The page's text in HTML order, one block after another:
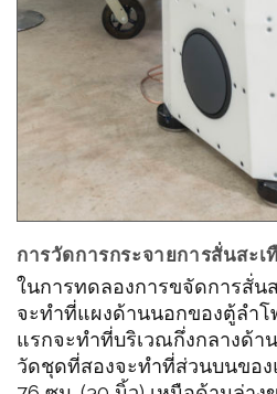
การวัดการกระจายการสั่นสะเ
ในการทดลองการขจัดการสั่น
จะทำที่แผงด้านนอกของตู้ลำ
แรกจะทำที่บริเวณกึ่งกลางด้า
วัดชุดที่สองจะทำที่ส่วนบนขอ